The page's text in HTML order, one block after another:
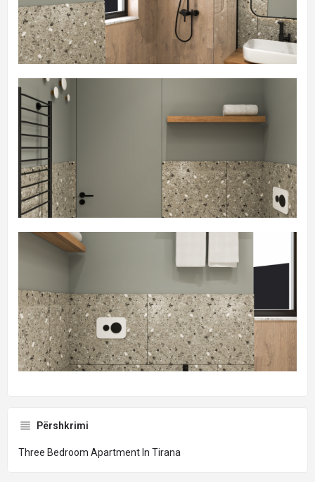
Përshkrimi
Three Bedroom Apartment In Tirana